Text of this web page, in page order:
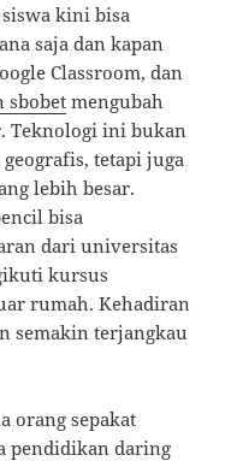
kini bisa
saja dan kapan
Classroom, dan
sbobetmengubah
Teknologi ini bukan
tetapi juga
lebih besar.
bisa
dari universitas
kursus
rumah. Kehadiran
semakin terjangkau
orang sepakat
pendidikan daring